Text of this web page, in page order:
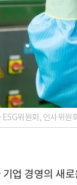
위원회, 인사위원
기업 경영의 새